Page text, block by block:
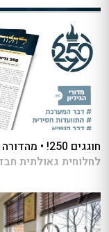
חוגגים 250! • מהדורה היסטורית של מגזין 'לחלוחית חסידית'
לחלוחית גאולתית